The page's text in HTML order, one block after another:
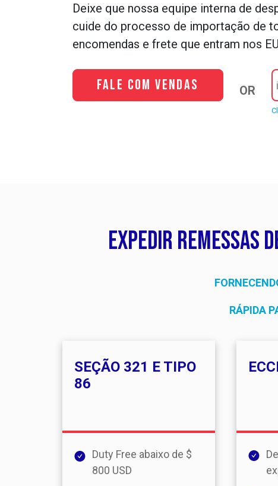
Deixe que nossa equipe interna de
cuide do processo de importação de
encomendas e frete que entram nos
Fale com Vendas OR
Expedir remessas
RÁPIDA
SEÇÃO 321 E TIPO
86
Duty Free abaixo de $
800 USD